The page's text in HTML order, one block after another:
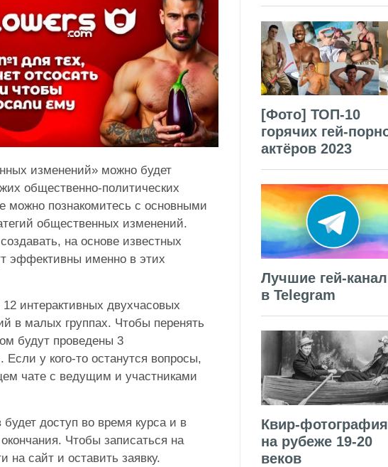
изменений» можно будет
общественно-политических
можно познакомитесь с основными
общественных изменений.
на основе известных
эффективны именно в этих
интерактивных двухчасовых
в малых группах. Чтобы перенять
будут проведены 3
у кого-то останутся вопросы,
чате с ведущим и участниками
доступ во время курса и в
Чтобы записаться на
на сайт и оставить заявку.
[Фото] ТОП-10
горячих гей-
актёров 2023
Лучшие гей-
в Telegram
Квир-фотография
на рубеже 19-20
веков